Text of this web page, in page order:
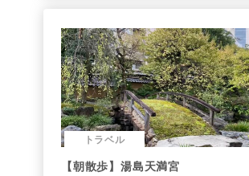
トラベル
【朝散歩】湯島天満宮